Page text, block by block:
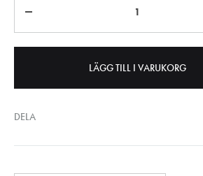
LÄGG TILL I VARUKORG
DELA